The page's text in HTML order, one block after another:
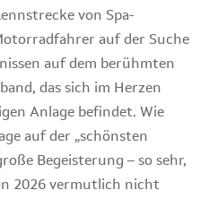
von Spa-
auf der Suche
auf dem berühmten
das sich im Herzen
Anlage befindet. Wie
auf der „schönsten
Begeisterung – so sehr,
2026 vermutlich nicht